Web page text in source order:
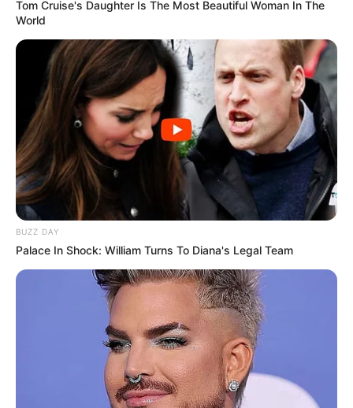
Tom Cruise's Daughter Is The Most Beautiful Woman In The
World
BUZZ DAY
Palace In Shock: William Turns To Diana's Legal Team